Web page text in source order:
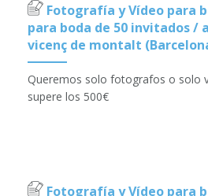
Fotografía y Vídeo para
para boda de 50 invitados /
vicenç de montalt
Queremos solo fotografos o solo
supere los 500€
Fotografía y Vídeo para